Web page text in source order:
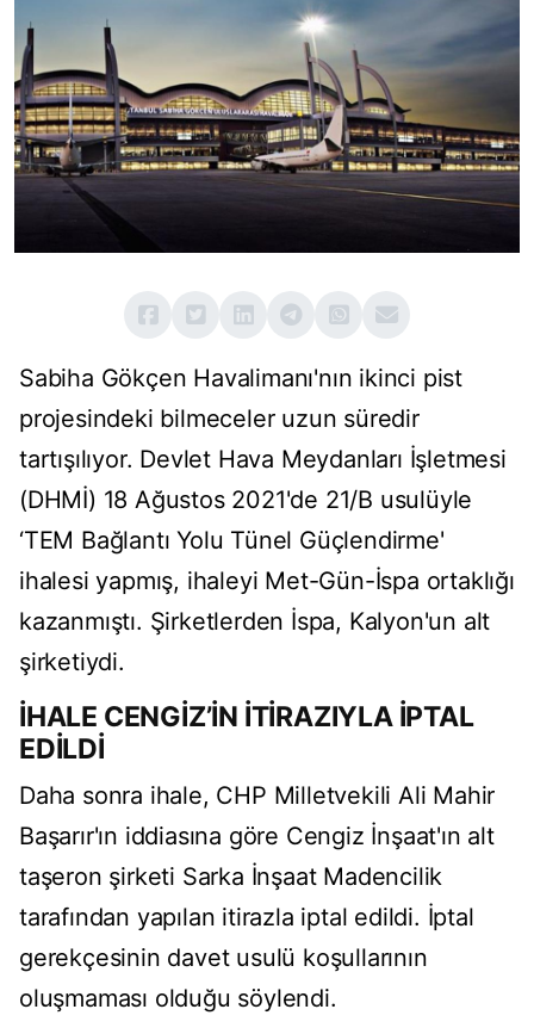
Sabiha Gökçen Havalimanı'nın ikinci pist
projesindeki bilmeceler uzun süredir
tartışılıyor. Devlet Hava Meydanları İşletmesi
(DHMİ) 18 Ağustos 2021'de 21/B usulüyle
‘TEM Bağlantı Yolu Tünel Güçlendirme'
ihalesi yapmış, ihaleyi Met-Gün-İspa ortaklığı
kazanmıştı. Şirketlerden İspa, Kalyon'un alt
şirketiydi.
İHALE CENGİZ’İN İTİRAZIYLA İPTAL
EDİLDİ
Daha sonra ihale, CHP Milletvekili Ali Mahir
Başarır'ın iddiasına göre Cengiz İnşaat'ın alt
taşeron şirketi Sarka İnşaat Madencilik
tarafından yapılan itirazla iptal edildi. İptal
gerekçesinin davet usulü koşullarının
oluşmaması olduğu söylendi.